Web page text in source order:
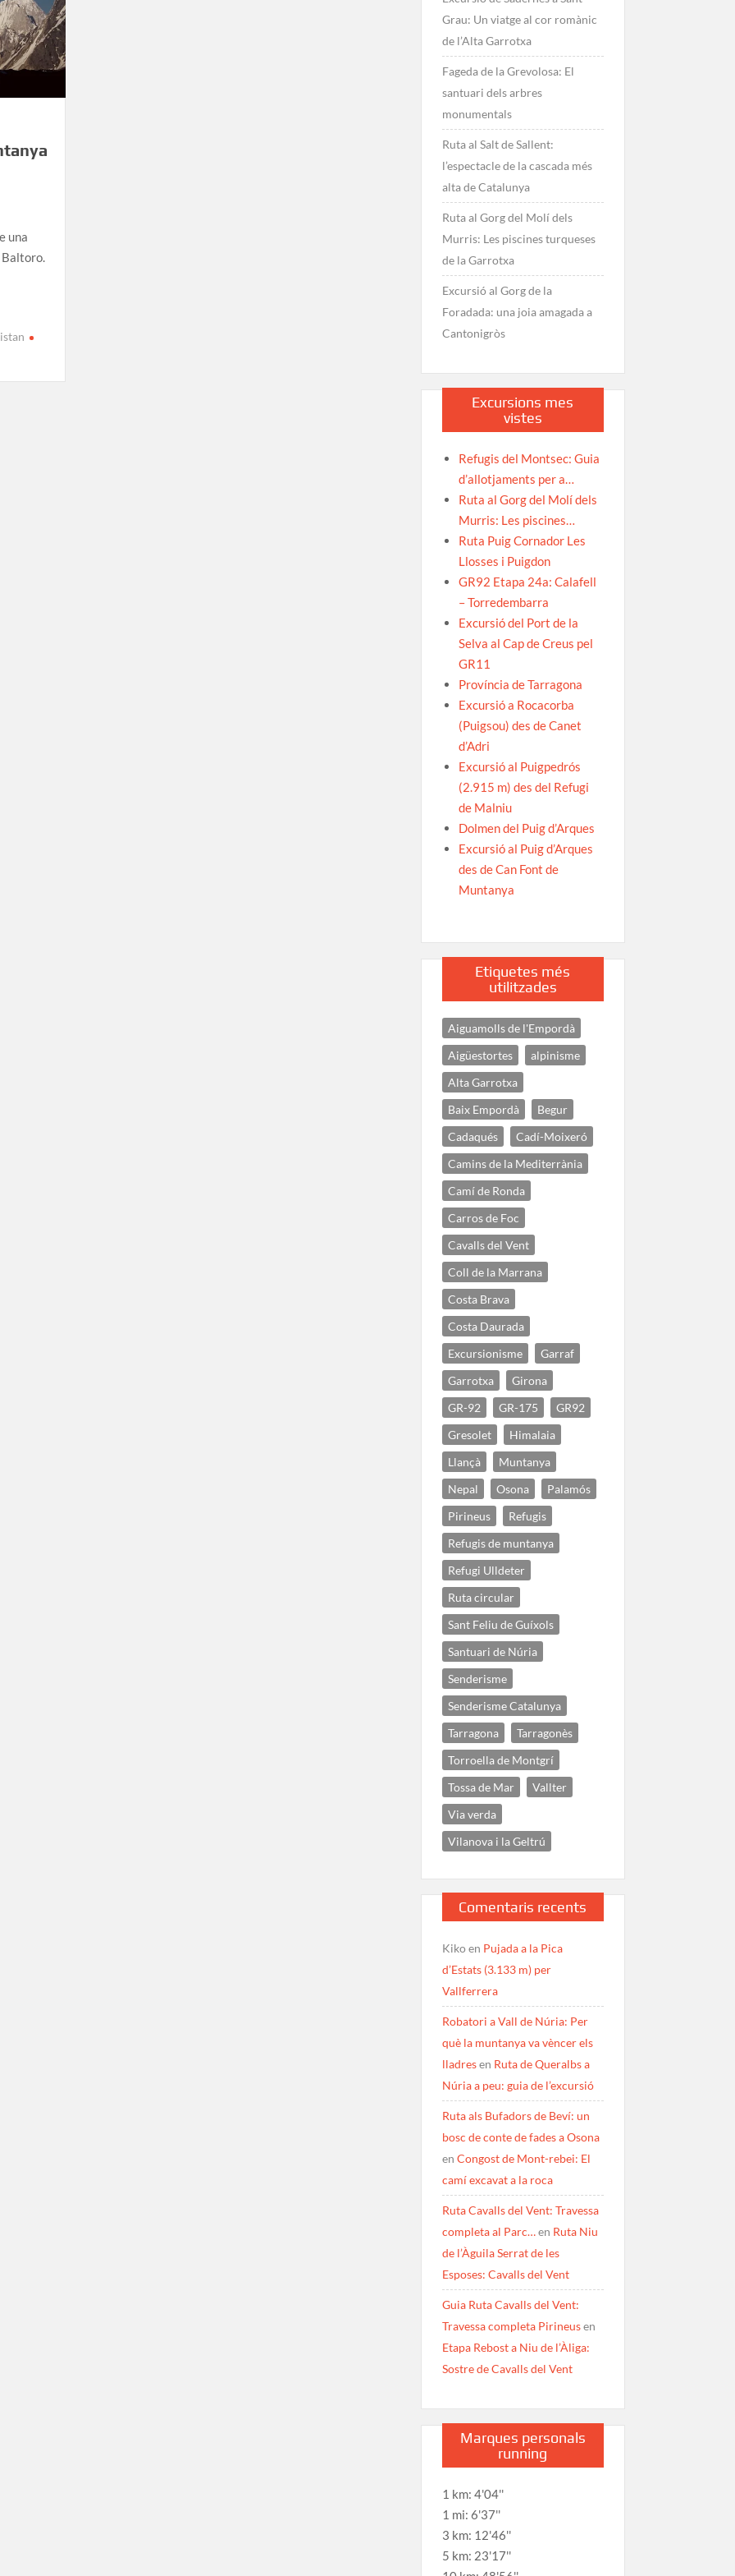
una
Baltoro.
Grau: Un viatge al cor romànic
de l’Alta Garrotxa
Fageda de la Grevolosa: El
santuari dels arbres
monumentals
Ruta al Salt de Sallent:
l’espectacle de la cascada més
alta de Catalunya
Ruta al Gorg del Molí dels
Murris: Les piscines turqueses
de la Garrotxa
Excursió al Gorg de la
Foradada: una joia amagada a
Cantonigròs
Excursions mes
vistes
Refugis del Montsec: Guia
d’allotjaments per a…
Ruta al Gorg del Molí dels
Murris: Les piscines…
Ruta Puig Cornador Les
Llosses i Puigdon
GR92 Etapa 24a: Calafell
– Torredembarra
Excursió del Port de la
Selva al Cap de Creus pel
GR11
Província de Tarragona
Excursió a Rocacorba
(Puigsou) des de Canet
d’Adri
Excursió al Puigpedrós
(2.915 m) des del Refugi
de Malniu
Dolmen del Puig d’Arques
Excursió al Puig d’Arques
des de Can Font de
Muntanya
Etiquetes més
utilitzades
Aiguamolls de l'Empordà
Aigüestortes
alpinisme
Alta Garrotxa
Baix Empordà
Begur
Cadaqués
Cadí-Moixeró
Camins de la Mediterrània
Camí de Ronda
Carros de Foc
Cavalls del Vent
Coll de la Marrana
Costa Brava
Costa Daurada
Excursionisme
Garraf
Garrotxa
Girona
GR-92
GR-175
GR92
Gresolet
Himalaia
Llançà
Muntanya
Nepal
Osona
Palamós
Pirineus
Refugis
Refugis de muntanya
Refugi Ulldeter
Ruta circular
Sant Feliu de Guíxols
Santuari de Núria
Senderisme
Senderisme Catalunya
Tarragona
Tarragonès
Torroella de Montgrí
Tossa de Mar
Vallter
Via verda
Vilanova i la Geltrú
Comentaris recents
Kikoen Pujada a la Pica
d’Estats (3.133 m) per
Vallferrera
Robatori a Vall de Núria: Per
què la muntanya va vèncer els
lladresen Ruta de Queralbs a
Núria a peu: guia de l’excursió
Ruta als Bufadors de Beví: un
bosc de conte de fades a Osona
en Congost de Mont-rebei: El
camí excavat a la roca
Ruta Cavalls del Vent: Travessa
completa al Parc…en Ruta Niu
de l’Àguila Serrat de les
Esposes: Cavalls del Vent
Guia Ruta Cavalls del Vent:
Travessa completa Pirineusen
Etapa Rebost a Niu de l’Àliga:
Sostre de Cavalls del Vent
Marques personals
running
1 km: 4'04''
1 mi: 6'37''
3 km: 12'46''
5 km: 23'17''